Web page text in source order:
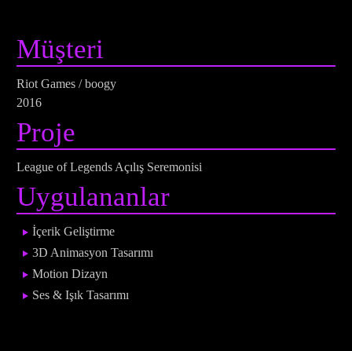
Müşteri
Riot Games / boogy
2016
Proje
League of Legends Açılış Seremonisi
Uygulananlar
İçerik Geliştirme
3D Animasyon Tasarımı
Motion Dizayn
Ses & Işık Tasarımı